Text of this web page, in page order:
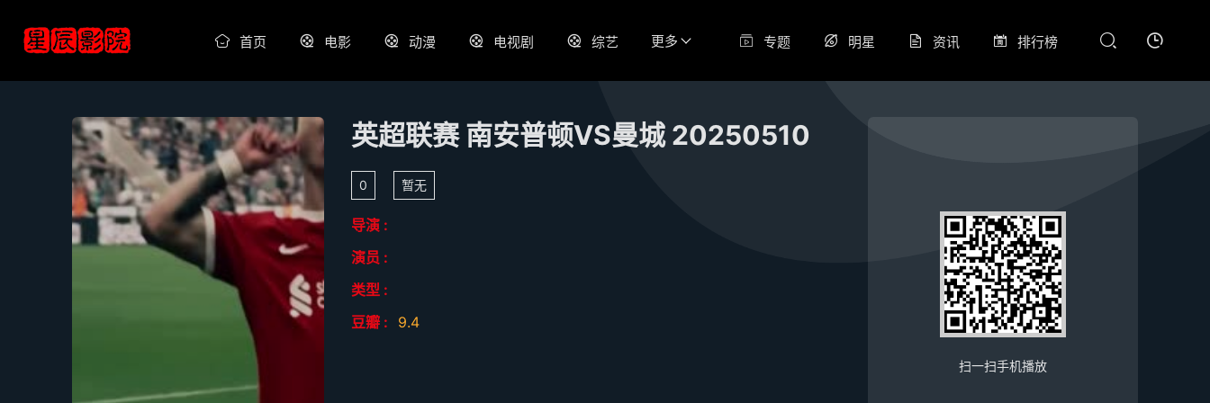
首页 电影 动漫 电视剧 综艺 更多 专题 明星 资讯 排行榜
英超联赛 南安普顿VS曼城 20250510
0 暂无
导演 :
演员 :
类型 :
豆瓣 :
9.4
扫一扫手机播放